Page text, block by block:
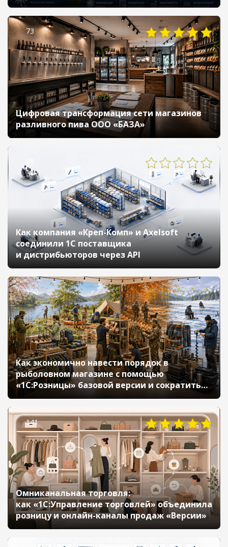
73
Цифровая трансформация сети магазинов
разливного пива ООО «БАЗА»
Как компания «Креп-Комп» и Axelsoft
соединили 1С поставщика
и дистрибьюторов через API
150
Как экономично навести порядок в
рыболовном магазине с помощью
«1С:Розницы» базовой версии и сократить
время на переоценку с 2 дней до 15 минут
141
Омниканальная торговля:
как «1С:Управление торговлей» объединила
розницу и онлайн-каналы продаж «Версии»